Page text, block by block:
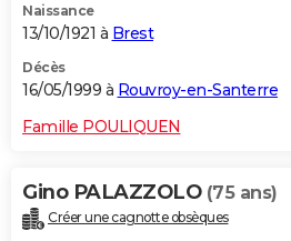
Naissance
13/10/1921 à Brest
Décès
16/05/1999 à Rouvroy-en-Santerre
Famille POULIQUEN
Gino PALAZZOLO (75 ans)
Créer une cagnotte obsèques